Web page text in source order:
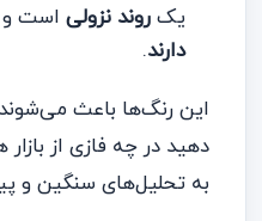
یکروند نزولی است
دارند.
این رنگ‌ها باعث
دهید در چه فازی از
به تحلیل‌های سنگین و